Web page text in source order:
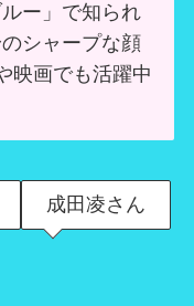
ー」で知られ
シャープな顔
映画でも活躍中
成田凌さん